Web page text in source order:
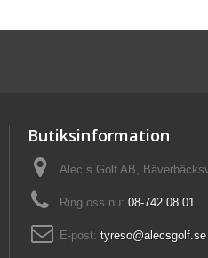
Butiksinformation
Alec´s Golf AB,
Ring oss nu: 08-742 08 01
E-post: tyreso@alecsgolf.se